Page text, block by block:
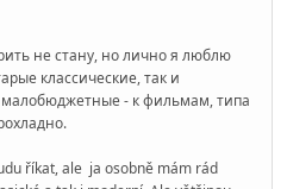
не стану, но лично я люблю
классические, так и
- к фильмам, типа
říkat, ale ja osobně mám rád